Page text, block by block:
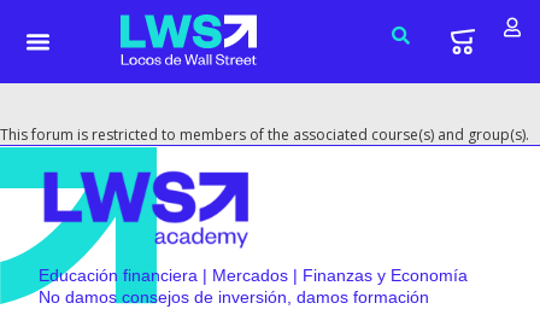
This forum is restricted to members of the associated course(s) and group(s).
Educación financiera | Mercados | Finanzas y Economía
No damos consejos de inversión, damos formación